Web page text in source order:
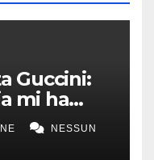
Guccini:
mi ha
NESSUN